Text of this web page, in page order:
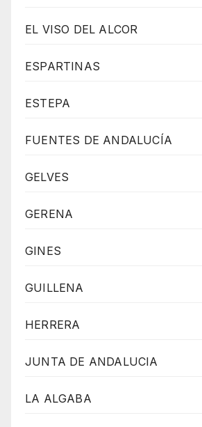
EL VISO DEL ALCOR
ESPARTINAS
ESTEPA
FUENTES DE ANDALUCÍA
GELVES
GERENA
GINES
GUILLENA
HERRERA
JUNTA DE ANDALUCIA
LA ALGABA